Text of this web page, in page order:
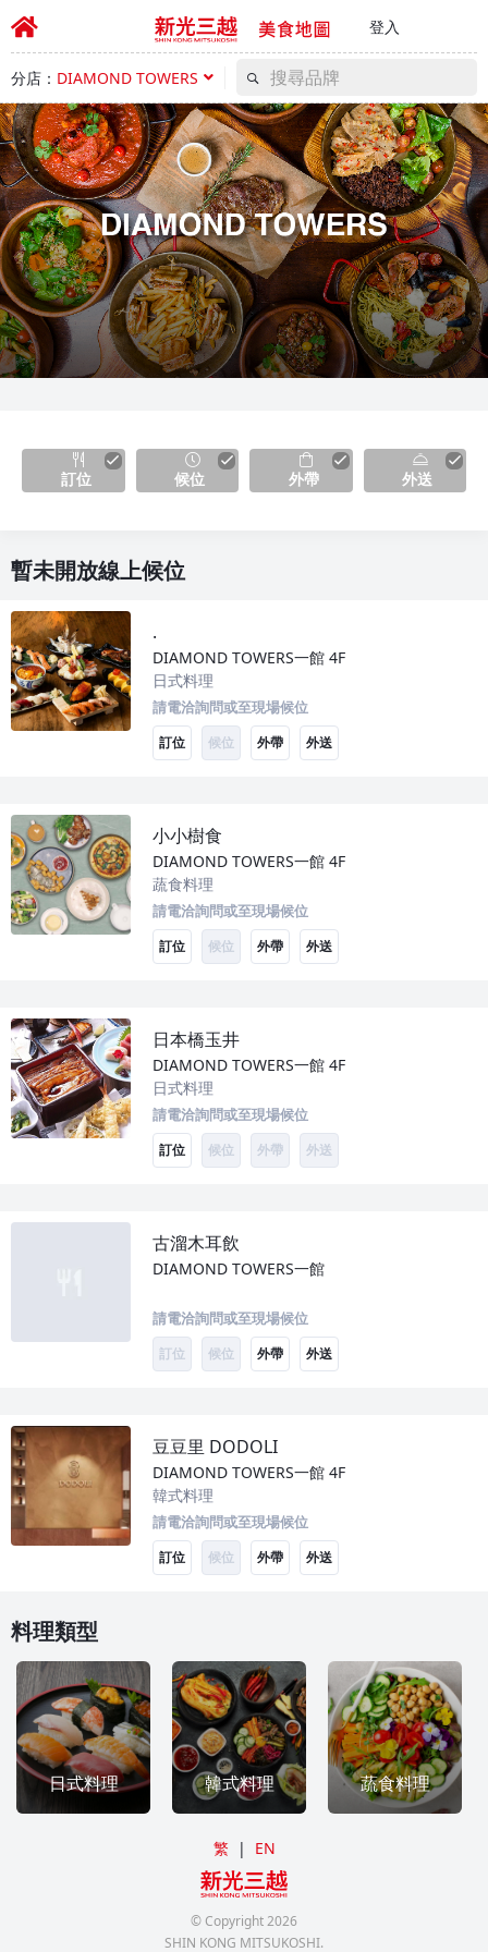
登入
分店： DIAMOND TOWERS
訂位 候位 外帶 外送
暫未開放線上候位
.
DIAMOND TOWERS一館 4F
日式料理
請電洽詢問或至現場候位
訂位 候位 外帶 外送
小小樹食
DIAMOND TOWERS一館 4F
蔬食料理
請電洽詢問或至現場候位
訂位 候位 外帶 外送
日本橋玉井
DIAMOND TOWERS一館 4F
日式料理
請電洽詢問或至現場候位
訂位 候位 外帶 外送
古溜木耳飲
DIAMOND TOWERS一館
請電洽詢問或至現場候位
訂位 候位 外帶 外送
豆豆里 DODOLI
DIAMOND TOWERS一館 4F
韓式料理
請電洽詢問或至現場候位
訂位 候位 外帶 外送
料理類型
日式料理 韓式料理 蔬食料理
繁 | EN
© Copyright2026
SHIN KONG MITSUKOSHI.